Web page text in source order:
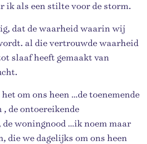
ik als een stilte voor de storm.
dat de waarheid waarin wij
al die vertrouwde waarheid
slaaf heeft gemaakt van
om ons heen …de toenemende
, de ontoereikende
de woningnood …ik noem maar
die we dagelijks om ons heen